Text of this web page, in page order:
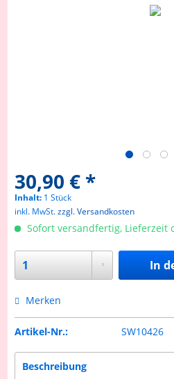
30,90 € *
Inhalt: 1 Stück
inkl. MwSt.zzgl. Versandkosten
Sofort versandfertig, Lieferzeit
In
Merken
Artikel-Nr.: SW10426
Beschreibung